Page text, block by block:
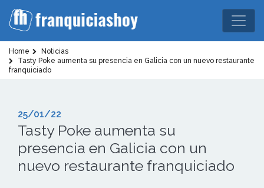
Home
Noticias
Tasty Poke aumenta su presencia en Galicia con un nuevo restaurante
franquiciado
25/01/22
Tasty Poke aumenta su
presencia en Galicia con un
nuevo restaurante franquiciado